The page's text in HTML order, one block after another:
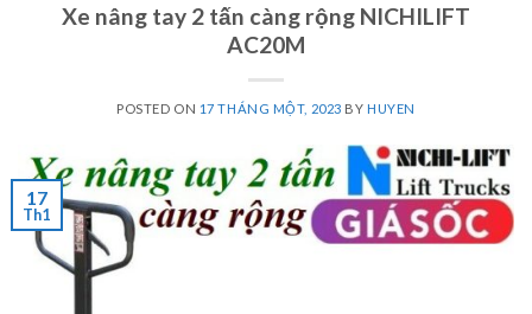
Xe nâng tay 2 tấn càng rộng NICHILIFT
AC20M
POSTED ON 17 THÁNG MỘT, 2023 BYHUYEN
17
Th1